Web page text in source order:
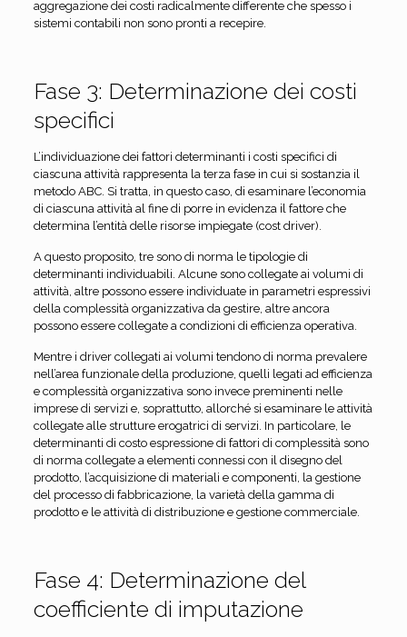
aggregazione dei costi radicalmente differente che spesso i
sistemi contabili non sono pronti a recepire.
Fase 3: Determinazione dei costi
specifici
L’individuazione dei fattori determinanti i costi specifici di
ciascuna attività rappresenta la terza fase in cui si sostanzia il
metodo ABC. Si tratta, in questo caso, di esaminare l’economia
di ciascuna attività al fine di porre in evidenza il fattore che
determina l’entità delle risorse impiegate (cost driver).
A questo proposito, tre sono di norma le tipologie di
determinanti individuabili. Alcune sono collegate ai volumi di
attività, altre possono essere individuate in parametri espressivi
della complessità organizzativa da gestire, altre ancora
possono essere collegate a condizioni di efficienza operativa.
Mentre i driver collegati ai volumi tendono di norma prevalere
nell’area funzionale della produzione, quelli legati ad efficienza
e complessità organizzativa sono invece preminenti nelle
imprese di servizi e, soprattutto, allorché si esaminare le attività
collegate alle strutture erogatrici di servizi. In particolare, le
determinanti di costo espressione di fattori di complessità sono
di norma collegate a elementi connessi con il disegno del
prodotto, l’acquisizione di materiali e componenti, la gestione
del processo di fabbricazione, la varietà della gamma di
prodotto e le attività di distribuzione e gestione commerciale.
Fase 4: Determinazione del
coefficiente di imputazione